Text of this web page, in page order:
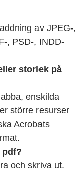
av JPEG-,
, PSD-, INDD-
storlek på
enskilda
större resurser
Acrobats
pdf?
och skriva ut.